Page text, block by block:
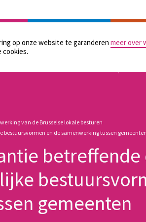
op onze website te garanderen meer over
cookies.
van de Brusselse lokale besturen
en de samenwerking tussen gemeenten
betreffende
gemeenten